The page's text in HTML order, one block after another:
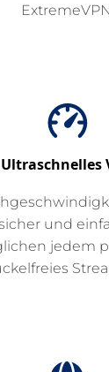
Ultraschnelles
und
jedem